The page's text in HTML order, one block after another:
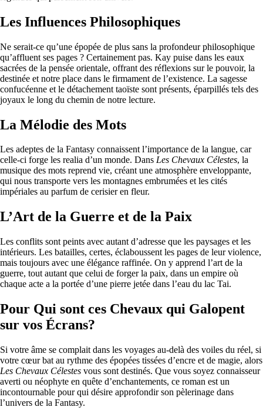
Les Influences Philosophiques
Ne serait-ce qu’une épopée de plus sans la profondeur philosophique
qu’affluent ses pages ? Certainement pas. Kay puise dans les eaux
sacrées de la pensée orientale, offrant des réflexions sur le pouvoir, la
destinée et notre place dans le firmament de l’existence. La sagesse
confucéenne et le détachement taoïste sont présents, éparpillés tels des
joyaux le long du chemin de notre lecture.
La Mélodie des Mots
Les adeptes de la Fantasy connaissent l’importance de la langue, car
celle-ci forge les realia d’un monde. Dans Les Chevaux Célestes, la
musique des mots reprend vie, créant une atmosphère enveloppante,
qui nous transporte vers les montagnes embrumées et les cités
impériales au parfum de cerisier en fleur.
L’Art de la Guerre et de la Paix
Les conflits sont peints avec autant d’adresse que les paysages et les
intérieurs. Les batailles, certes, éclaboussent les pages de leur violence,
mais toujours avec une élégance raffinée. On y apprend l’art de la
guerre, tout autant que celui de forger la paix, dans un empire où
chaque acte a la portée d’une pierre jetée dans l’eau du lac Tai.
Pour Qui sont ces Chevaux qui Galopent
sur vos Écrans?
Si votre âme se complait dans les voyages au-delà des voiles du réel, si
votre cœur bat au rythme des épopées tissées d’encre et de magie, alors
Les Chevaux Célestes vous sont destinés. Que vous soyez connaisseur
averti ou néophyte en quête d’enchantements, ce roman est un
incontournable pour qui désire approfondir son pèlerinage dans
l’univers de la Fantasy.